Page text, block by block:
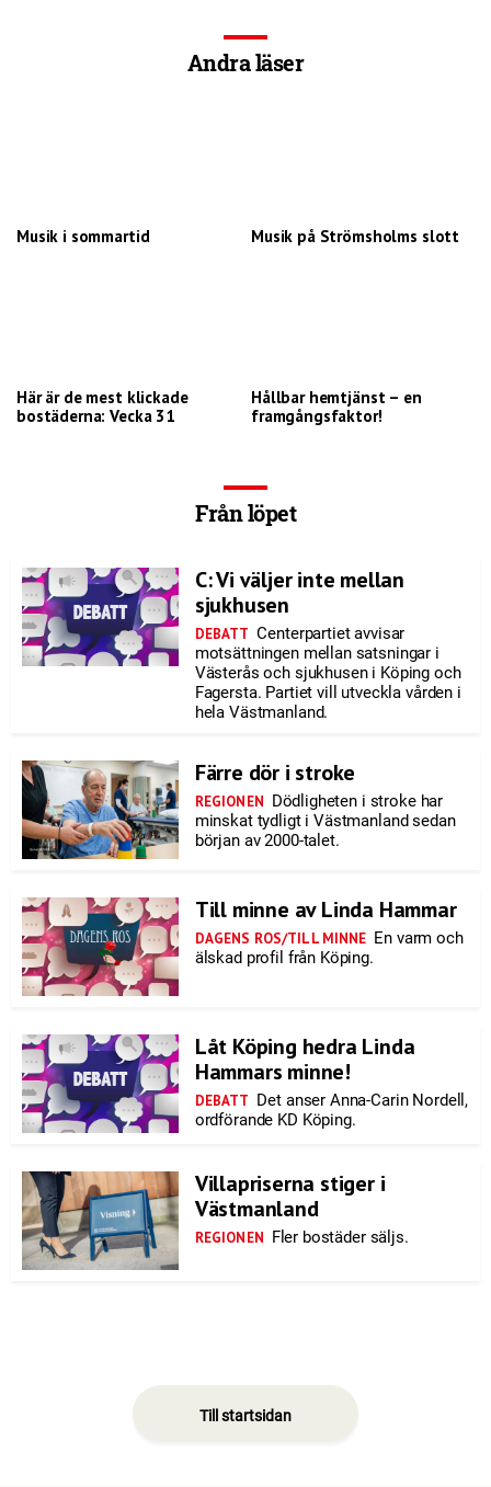
Andra läser
Musik i sommartid Musik på Strömsholms slott
Här är de mest klickade
bostäderna: Vecka 31
Hållbar hemtjänst – en
framgångsfaktor!
Från löpet
C: Vi väljer inte mellan
sjukhusen
DEBATT Centerpartiet avvisar
motsättningen mellan satsningar i
Västerås och sjukhusen i Köping och
Fagersta. Partiet vill utveckla vården i
hela Västmanland.
Färre dör i stroke
REGIONEN Dödligheten i stroke har
minskat tydligt i Västmanland sedan
början av 2000-talet.
Till minne av Linda Hammar
DAGENS ROS/TILL MINNE En varm och
älskad profil från Köping.
Låt Köping hedra Linda
Hammars minne!
DEBATT Det anser Anna-Carin Nordell,
ordförande KD Köping.
Villapriserna stiger i
Västmanland
REGIONEN Fler bostäder säljs.
Till startsidan